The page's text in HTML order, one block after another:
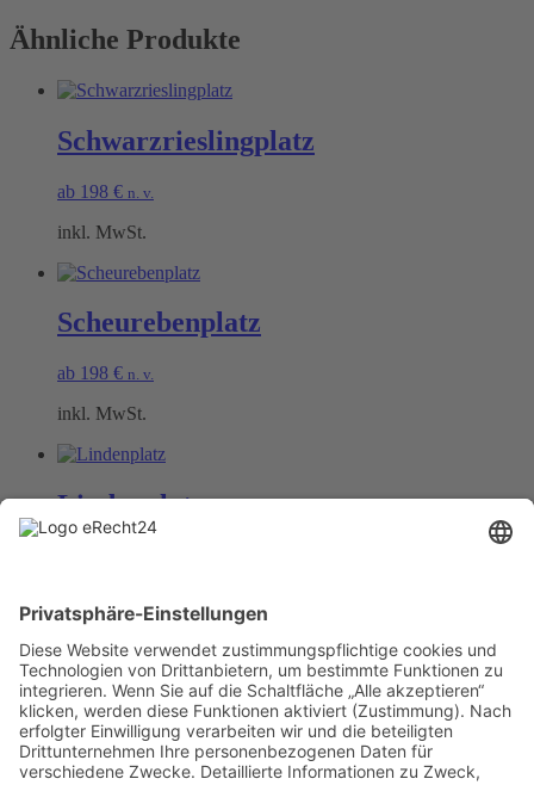
Ähnliche Produkte
Schwarzrieslingplatz
ab 198 € n. v.
inkl. MwSt.
Scheurebenplatz
ab 198 € n. v.
inkl. MwSt.
Lindenplatz
Öffnungszeiten Büro und Hofladen:
Hofladen:
Montag bis Sonntag von 09:00 – 11:30 Uhr und 14:00 – 18:00 Uhr
Telefonisch erreichen Sie uns:
Montag bis Freitag von 09:00 – 11:30 Uhr